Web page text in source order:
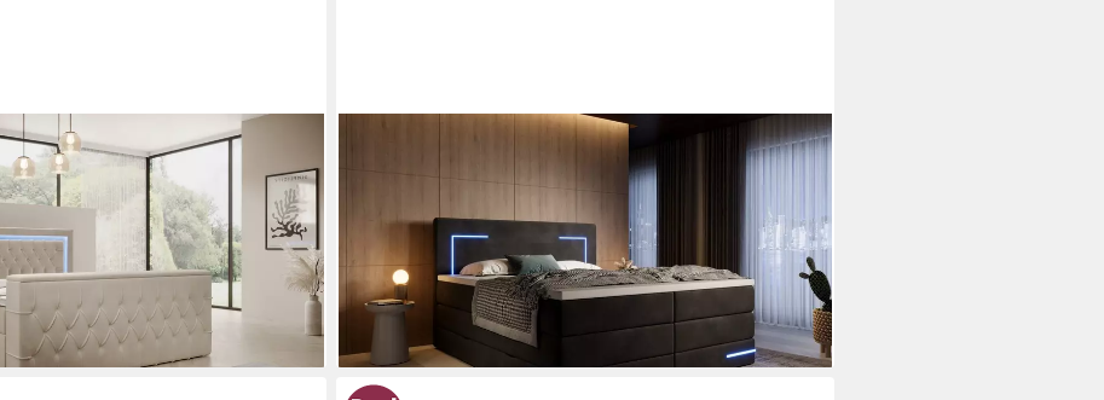
180x200cm mit Matratze,
Beleuchtung
Boxspringbett Detroit, Samt Bett mit LED Beleuchtung,
ab 1.499,99 € 2.379,99 €
-37%
lieferbar in 6 Wochen